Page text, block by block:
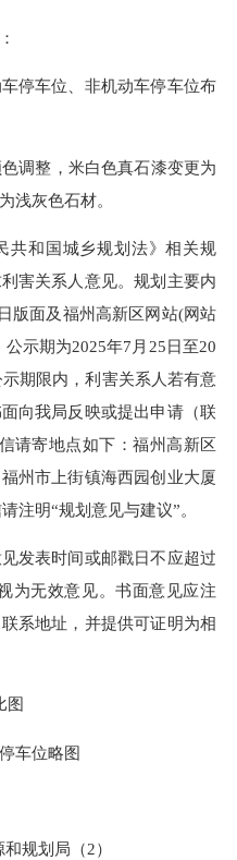
车位、非机动车停车位布
整，米白色真石漆变更为
浅灰色石材。
和国城乡规划法》相关规
害关系人意见。规划主要内
版面及福州高新区网站(网站
示期为2025年7月25日至20
期限内，利害关系人若有意
向我局反映或提出申请（联
请寄地点如下：福州高新区
州市上街镇海西园创业大厦
注明“规划意见与建议”。
表时间或邮戳日不应超过
为无效意见。书面意见应注
系地址，并提供可证明为相
图
位略图
规划局（2）